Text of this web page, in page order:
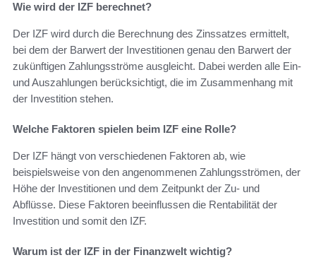
Wie wird der IZF berechnet?
Der IZF wird durch die Berechnung des Zinssatzes ermittelt,
bei dem der Barwert der Investitionen genau den Barwert der
zukünftigen Zahlungsströme ausgleicht. Dabei werden alle Ein-
und Auszahlungen berücksichtigt, die im Zusammenhang mit
der Investition stehen.
Welche Faktoren spielen beim IZF eine Rolle?
Der IZF hängt von verschiedenen Faktoren ab, wie
beispielsweise von den angenommenen Zahlungsströmen, der
Höhe der Investitionen und dem Zeitpunkt der Zu- und
Abflüsse. Diese Faktoren beeinflussen die Rentabilität der
Investition und somit den IZF.
Warum ist der IZF in der Finanzwelt wichtig?